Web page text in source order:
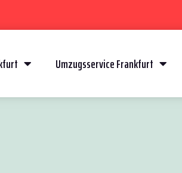
Umzugsservice Frankfurt